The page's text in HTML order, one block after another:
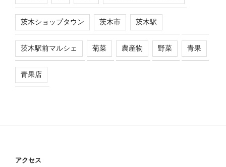
茨木ショップタウン 茨木市 茨木駅
茨木駅前マルシェ 菊菜 農産物 野菜 青果
青果店
アクセス